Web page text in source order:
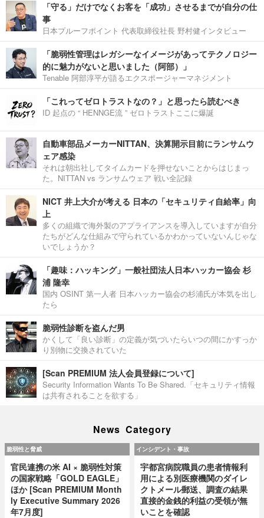
「守る」だけでなくお客を「成功」させるまでが自分の仕
事
日本プルーフポイント 代表取締役社長 野村健インタビュー
「脆弱性管理はレガシーなイメージがあってテクノロジー
的に魅力がないと思いました（阿部）」
Tenable 阿部淳平が語るエクスポージャーマネジメント
「これってゼロトラストなの？」と思ったら読むべき
ID 起点の “ HENNGE流 ” ゼロトラストここに爆誕
自動車部品メーカーNITTAN、決算開示目前にランサムウ
ェア感染
それは朝出社してタイムカードを押せないことからはじまっ
た。NITTAN vs ランサムウェア 戦い全記録
NICT 井上大介が考える 日本の「セキュリティ自給率」向
上
多くの組織で海外製のアプライアンスを導入していますが自分
たちがどんな仕組みで守られているかわかっていないんじゃな
いでしょうか？
「趣味：ハッキング」一般社団法人日本ハッカー協会 杉
浦 隆幸
国内 OSINT 第一人者 日本ハッカー協会の杉浦氏が本気を出し
たら
脆弱性診断を盗んだ男
かくして「良い診断」の定義が気づいたらいつの間にかすっか
り別物に交換されていた
[Scan PREMIUM 法人会員登録について]
Security Information Wants To Be Shared.「セキュリティ情報
は共有されることを欲する」
News Category
脆弱性と脅威
官民連携の米 AI × 脆弱性対策
の国家戦略「GOLD EAGLE」
ほか [Scan PREMIUM Month
ly Executive Summary 2026
年7月度]
インシデント・事故
宇都宮病院職員の患者情報利
用による別医療機関のダイレ
クトメール郵送、調査の結果
直接的金銭的利益の受領が無
いことを確認